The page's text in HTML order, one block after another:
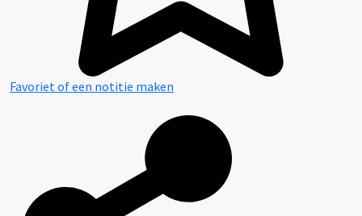
Favoriet of een notitie maken